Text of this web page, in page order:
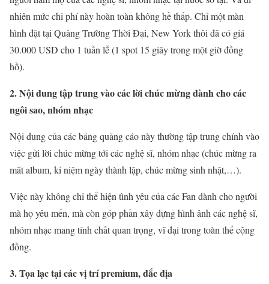
nhiên mức chi phí này hoàn toàn không hề thấp. Chỉ một màn
hình đặt tại Quảng Trường Thời Đại, New York thôi đã có giá
30.000 USD cho 1 tuần lễ (1 spot 15 giây trong một giờ đồng
hồ).
2. Nội dung tập trung vào các lời chúc mừng dành cho các
ngôi sao, nhóm nhạc
Nội dung của các bảng quảng cáo này thường tập trung chính vào
việc gửi lời chúc mừng tới các nghệ sĩ, nhóm nhạc (chúc mừng ra
mắt album, kỉ niệm ngày thành lập, chúc mừng sinh nhật,…).
Việc này không chỉ thể hiện tình yêu của các Fan dành cho người
mà họ yêu mến, mà còn góp phần xây dựng hình ảnh các nghệ sĩ,
nhóm nhạc mang tính chất quan trọng, vĩ đại trong toàn thể cộng
đồng.
3. Tọa lạc tại các vị trí premium, đắc địa